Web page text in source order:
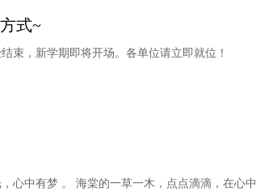
式~
束，新学期即将开场。各单位请立即就位！
心中有梦 。 海棠的一草一木，点点滴滴，在心